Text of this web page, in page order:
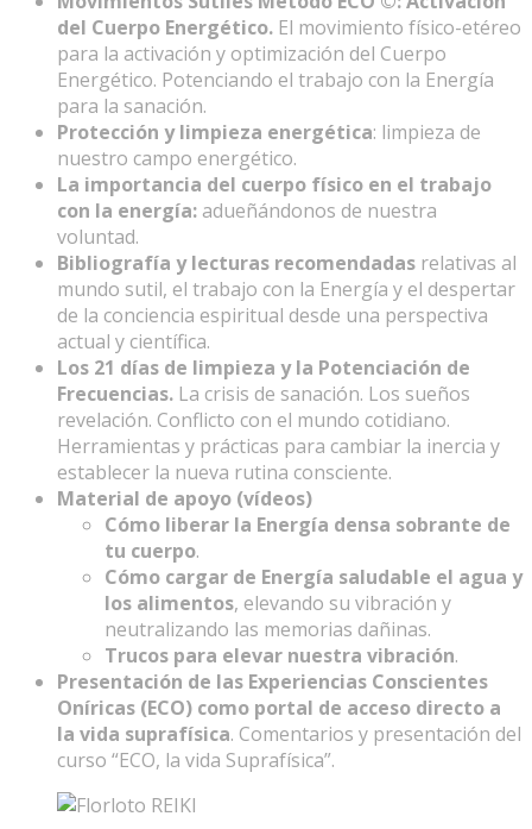
del Cuerpo Energético. El movimiento físico-etéreo
para la activación y optimización del Cuerpo
Energético. Potenciando el trabajo con la Energía
para la sanación.
Protección y limpieza energética: limpieza de
nuestro campo energético.
La importancia del cuerpo físico en el trabajo
con la energía: adueñándonos de nuestra
voluntad.
Bibliografía y lecturas recomendadas relativas al
mundo sutil, el trabajo con la Energía y el despertar
de la conciencia espiritual desde una perspectiva
actual y científica.
Los 21 días de limpieza y la Potenciación de
Frecuencias. La crisis de sanación. Los sueños
revelación. Conflicto con el mundo cotidiano.
Herramientas y prácticas para cambiar la inercia y
establecer la nueva rutina consciente.
Material de apoyo (vídeos)
Cómo liberar la Energía densa sobrante de
tu cuerpo.
Cómo cargar de Energía saludable el agua y
los alimentos, elevando su vibración y
neutralizando las memorias dañinas.
Trucos para elevar nuestra vibración.
Presentación de las Experiencias Conscientes
Oníricas (ECO) como portal de acceso directo a
la vida suprafísica. Comentarios y presentación del
curso “ECO, la vida Suprafísica”.